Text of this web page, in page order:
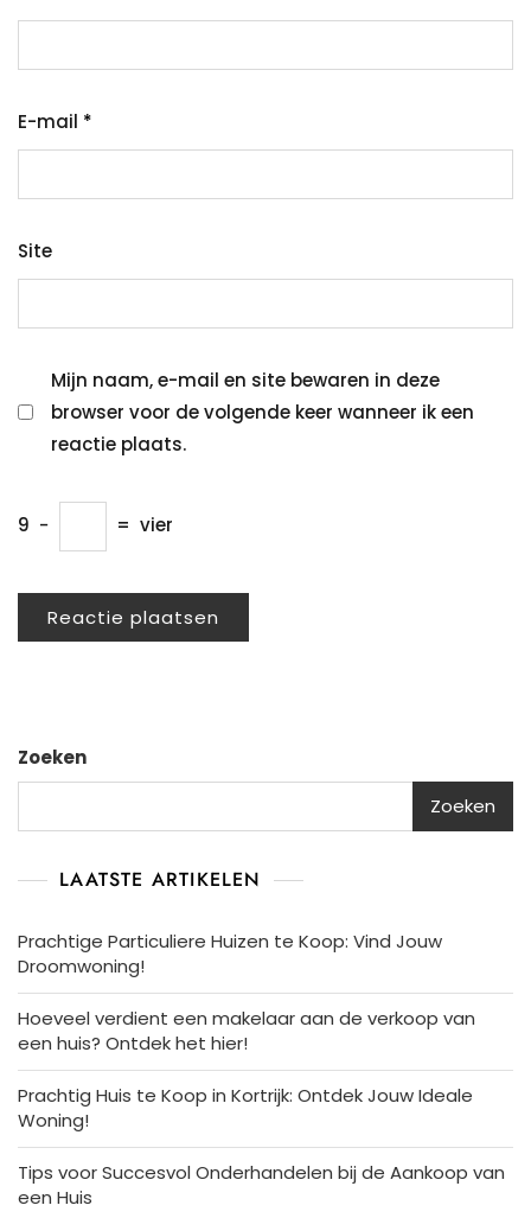
E-mail *
Site
Mijn naam, e-mail en site bewaren in deze
browser voor de volgende keer wanneer ik een
reactie plaats.
9 − = vier
Zoeken
Zoeken
LAATSTE ARTIKELEN
Prachtige Particuliere Huizen te Koop: Vind Jouw
Droomwoning!
Hoeveel verdient een makelaar aan de verkoop van
een huis? Ontdek het hier!
Prachtig Huis te Koop in Kortrijk: Ontdek Jouw Ideale
Woning!
Tips voor Succesvol Onderhandelen bij de Aankoop van
een Huis